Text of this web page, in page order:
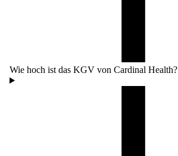
Wie hoch ist das KGV von Cardinal Health?